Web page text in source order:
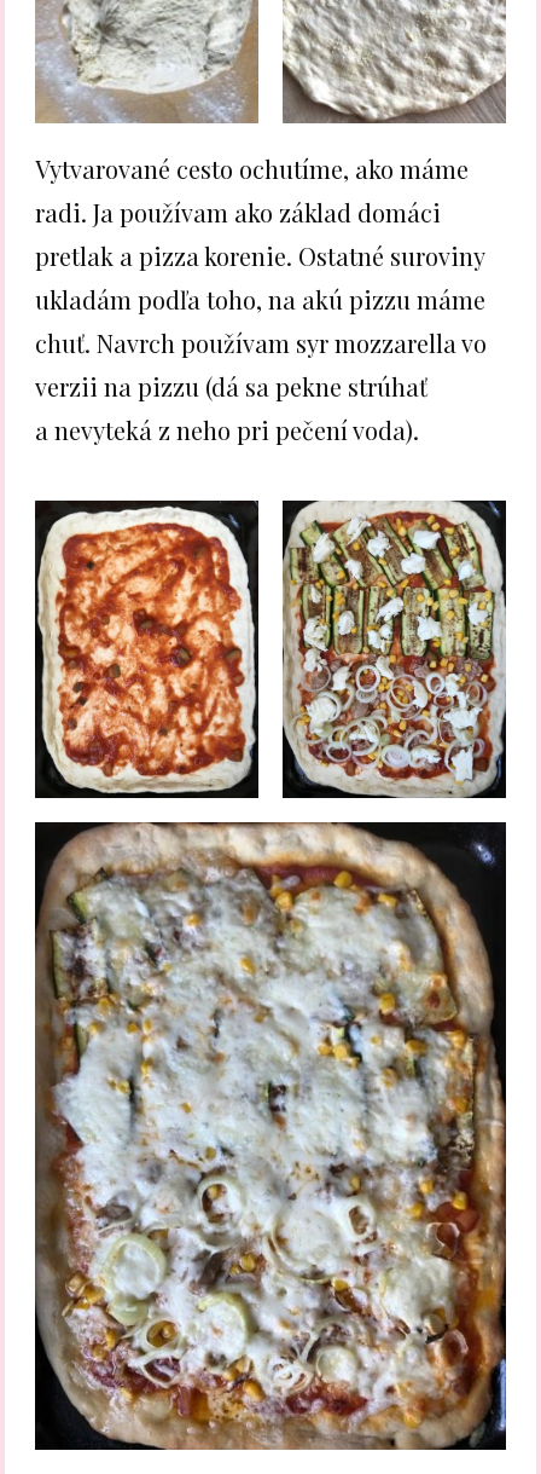
Vytvarované cesto ochutíme, ako máme
radi. Ja používam ako základ domáci
pretlak a pizza korenie. Ostatné suroviny
ukladám podľa toho, na akú pizzu máme
chuť. Navrch používam syr mozzarella vo
verzii na pizzu (dá sa pekne strúhať
a nevyteká z neho pri pečení voda).